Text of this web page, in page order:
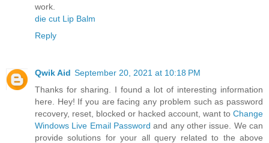
work.
die cut Lip Balm
Reply
Qwik Aid September 20, 2021 at 10:18 PM
Thanks for sharing. I found a lot of interesting information
here. Hey! If you are facing any problem such as password
recovery, reset, blocked or hacked account, want to Change
Windows Live Email Password and any other issue. We can
provide solutions for your all query related to the above